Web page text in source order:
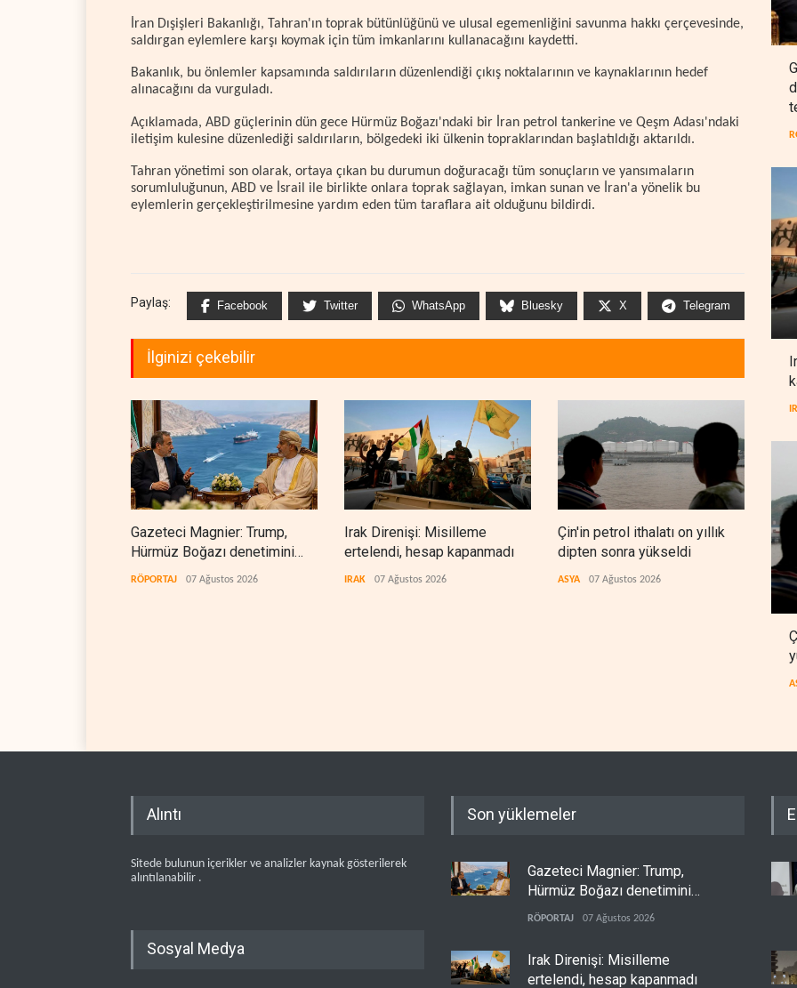
İran Dışişleri Bakanlığı, Tahran'ın toprak bütünlüğünü ve ulusal egemenliğini savunma hakkı çerçevesinde,
saldırgan eylemlere karşı koymak için tüm imkanlarını kullanacağını kaydetti.
Bakanlık, bu önlemler kapsamında saldırıların düzenlendiği çıkış noktalarının ve kaynaklarının hedef
alınacağını da vurguladı.
Açıklamada, ABD güçlerinin dün gece Hürmüz Boğazı'ndaki bir İran petrol tankerine ve Qeşm Adası'ndaki
iletişim kulesine düzenlediği saldırıların, bölgedeki iki ülkenin topraklarından başlatıldığı aktarıldı.
Tahran yönetimi son olarak, ortaya çıkan bu durumun doğuracağı tüm sonuçların ve yansımaların
sorumluluğunun, ABD ve İsrail ile birlikte onlara toprak sağlayan, imkan sunan ve İran'a yönelik bu
eylemlerin gerçekleştirilmesine yardım eden tüm taraflara ait olduğunu bildirdi.
Paylaş: Facebook Twitter WhatsApp Bluesky X Telegram
İlginizi çekebilir
Gazeteci Magnier: Trump,
Hürmüz Boğazı denetimini
doğrudan İran ve Umman'a
RÖPORTAJ 07 Ağustos 2026
Irak Direnişi: Misilleme
ertelendi, hesap kapanmadı
IRAK 07 Ağustos 2026
Çin'in petrol ithalatı on yıllık
dipten sonra yükseldi
ASYA 07 Ağustos 2026 ARAP
Alıntı
Sitede bulunun içerikler ve analizler kaynak gösterilerek
alıntılanabilir .
Sosyal Medya
Son yüklemeler
Gazeteci Magnier: Trump,
Hürmüz Boğazı denetimini
doğrudan İran ve Umman'a
RÖPORTAJ 07 Ağustos 2026
Irak Direnişi: Misilleme
ertelendi, hesap kapanmadı